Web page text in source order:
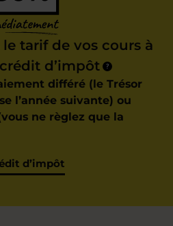
le tarif de vos cours à
d’impôt
?
différé (le Trésor
l’année suivante) ou
ne règlez que la
d’impôt